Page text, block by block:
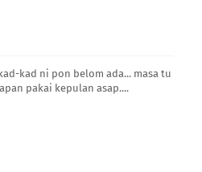
kad ni pon belom ada... masa tu
pakai kepulan asap....